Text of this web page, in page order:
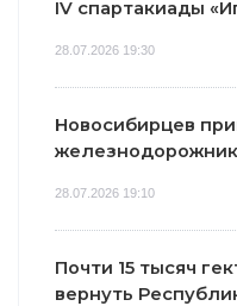
IV спартакиады
28.07.2026 19:30
Новосибирцев
28.07.2026 19:10
Почти 15 тысяч
вернуть